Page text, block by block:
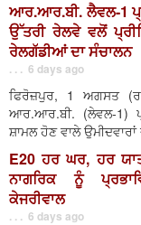
ਆਰ.ਆਰ.ਬੀ. ਲੈਵਲ-1
ਉੱਤਰੀ ਰੇਲਵੇ ਵਲੋਂ
ਰੇਲਗੱਡੀਆਂ ਦਾ ਸੰਚਾਲਨ
. . . 6 days ago
ਫਿਰੋਜ਼ਪੁਰ, 1 ਅਗਸਤ
ਆਰ.ਆਰ.ਬੀ. (ਲੇਵਲ-1)
ਸ਼ਾਮਲ ਹੋਣ ਵਾਲੇ
E20 ਹਰ ਘਰ, ਹਰ
ਨਾਗਰਿਕ ਨੂੰ
ਕੇਜਰੀਵਾਲ
. . . 6 days ago